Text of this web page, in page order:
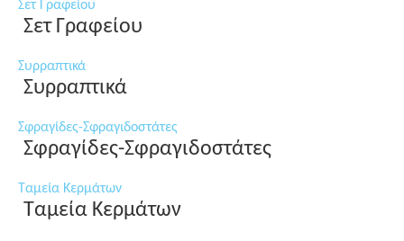
Σετ Γραφείου
Σετ Γραφείου
Συρραπτικά
Συρραπτικά
Σφραγίδες-Σφραγιδοστάτες
Σφραγίδες-Σφραγιδοστάτες
Ταμεία Κερμάτων
Ταμεία Κερμάτων